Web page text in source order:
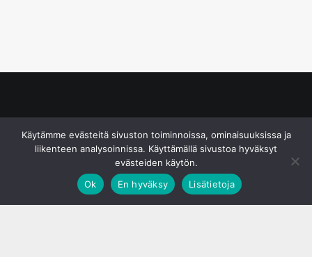
Käytämme evästeitä sivuston toiminnoissa, ominaisuuksissa ja
liikenteen analysoinnissa. Käyttämällä sivustoa hyväksyt
evästeiden käytön.
Ok
En hyväksy Lisätietoja